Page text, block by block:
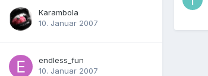
Karambola
10. Januar 2007
endless_fun
10. Januar 2007